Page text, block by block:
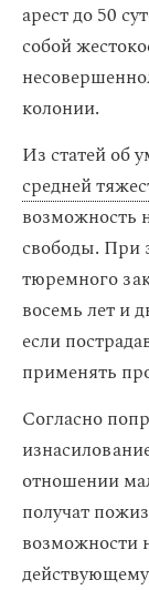
арест до 50
собой
колонии.
Из статей об
средней
возможность
свободы. При
тюремного
восемь лет и
если
применять
Согласно
отношении
получат
возможности
действующему